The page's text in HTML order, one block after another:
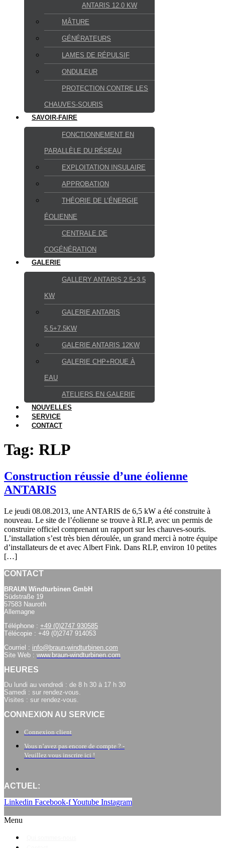
ANTARIS 12.0 KW
MÂTURE
GÉNÉRATEURS
LAMES DE RÉPULSIF
ONDULEUR
PROTECTION CONTRE LES
CHAUVES-SOURIS
SAVOIR-FAIRE
FONCTIONNEMENT EN
PARALLÈLE DU RÉSEAU
EXPLOITATION INSULAIRE
APPROBATION
THÉORIE DE L’ÉNERGIE
ÉOLIENNE
CENTRALE DE
COGÉNÉRATION
GALERIE
GALLERY ANTARIS 2.5+3.5
KW
GALERIE ANTARIS
5.5+7.5KW
GALERIE ANTARIS 12KW
GALERIE CHP+ROUE À
EAU
ATELIERS EN GALERIE
NOUVELLES
SERVICE
CONTACT
Tag: RLP
Construction réussie d’une éolienne
ANTARIS
Le jeudi 08.08.2013, une ANTARIS de 6,5 kW a été construite à
nouveau. Le site de l’éolienne se trouve à RLP, avec un permis de
construire officiel comprenant un rapport sur les chauves-souris.
L’installation s’est très bien déroulée, un grand merci à notre équipe
d’installateurs de et avec Albert Fink. Dans RLP, environ 10 petites
[…]
CONTACT
BRAUN Windturbinen GmbH
Südstraße 19
57583 Nauroth
Allemagne
Téléphone : +49 (0)2747 930585
Télécopie : +49 (0)2747 914053
Courriel : info@braun-windturbinen.com
Site Web : www.braun-windturbinen.com
HEURES
Du lundi au vendredi : de 8 h 30 à 17 h 30
Samedi : sur rendez-vous.
Visites : sur rendez-vous.
CONNEXION AU SERVICE
Connexion client
Vous n’avez pas encore de compte ? -
Veuillez vous inscrire ici !
ACTUEL:
Linkedin Facebook-fYoutube Instagram
Menu